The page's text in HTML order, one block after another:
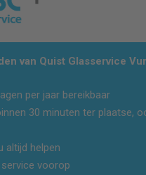
van Quist Glasservice
per jaar bereikbaar
30 minuten ter plaatse,
altijd helpen
voorop